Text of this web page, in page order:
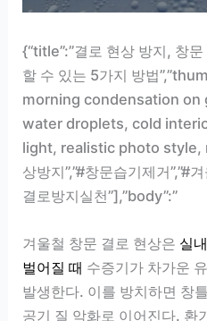
{“title”:”결로 현상 방지, 창
할 수 있는 5가지 방법
morning condensation
water droplets, cold
light, realistic photo style,
상방지”,”#창문습기제거”,”#
결로방지실천”],”body”:”
겨울철 창문 결로 현상은 실
벌어질 때 수증기가 차가운
발생한다. 이를 방치하면 창
공기 질 악화로 이어진다. 환